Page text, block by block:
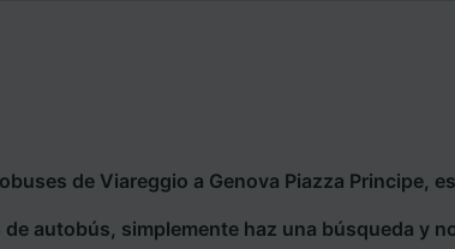
de Viareggio a Genova Piazza Principe,
de autobús, simplemente haz una búsqueda y